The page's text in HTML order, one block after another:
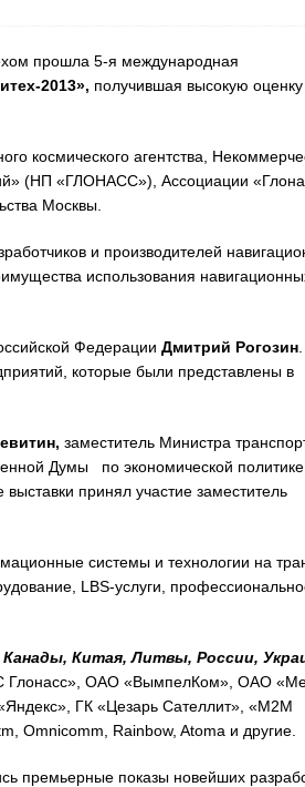
прошла 5-я международная
2013», получившая высокую оценку
космического агентства,
(НП «ГЛОНАСС»), Ассоциации
Москвы.
и производителей
использования
Федерации Дмитрий Рогозин
которые были представлены в
заместитель Министра
Думы по экономической политике,
выставки принял участие заместитель
системы и технологии на
LBS-услуги,
Канады, Китая, Литвы, России,
Глонасс», ОАО «ВымпелКом», ОАО
ГК «Цезарь Сателлит», «М2М
Omnicomm, Rainbow, Atoma и другие.
премьерные показы новейших